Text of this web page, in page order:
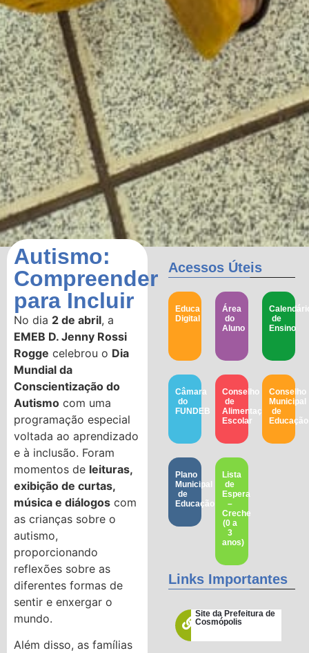
Autismo:
Compreender
para Incluir
No dia 2 de abril, a
EMEB D. Jenny Rossi
Rogge celebrou o Dia
Mundial da
Conscientização do
Autismo com uma
programação especial
voltada ao aprendizado
e à inclusão. Foram
momentos de leituras,
exibição de curtas,
música e diálogos com
as crianças sobre o
autismo,
proporcionando
reflexões sobre as
diferentes formas de
sentir e enxergar o
mundo.
Além disso, as famílias
Acessos Úteis
Educa
Digital
Área
do
Aluno
de
Ensino
Câmara
do
FUNDEB
Conselho
de
Alimentação
Escolar
Conselho
Municipal
de
Educação​
Plano
Municipal
de
Educação
Lista
de
Espera
–
Creche
(0 a
3
anos)
Links Importantes
Site da Prefeitura de
Cosmópolis